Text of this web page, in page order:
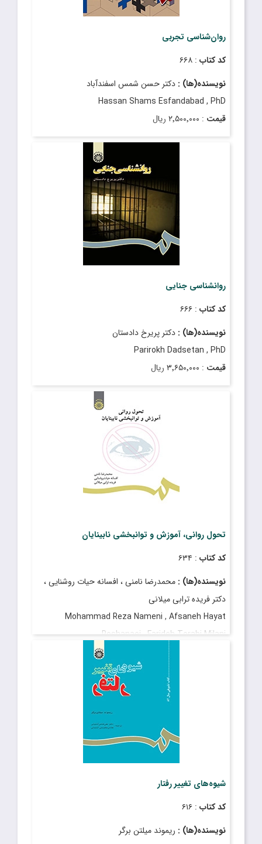
روان‌شناسی تجربی
کد کتاب : ۶۶۸
نویسنده(ها) : دکتر حسن شمس اسفندآباد
Hassan Shams Esfandabad , PhD
قیمت : ۲٬۵۰۰٬۰۰۰ ریال
: اسفند ۱۴۰۲
روانشناسی جنایی
کد کتاب : ۶۶۶
نویسنده(ها) : دکتر پریرخ دادستان
Parirokh Dadsetan , PhD
قیمت : ۳٬۶۵۰٬۰۰۰ ریال
تحول روانی، آموزش و توانبخشی نابینایان
کد کتاب : ۶۳۴
نویسنده(ها) : محمدرضا نامنی ، افسانه حیات روشنایی ،
دکتر فریده ترابی میلانی
Mohammad Reza Nameni , Afsaneh Hayat
Roshanaei , Farideh Torabi Milani
: آذر ۱۴۰۲
شیوه‌های تغییر رفتار
کد کتاب : ۶۱۶
نویسنده(ها) : ریموند میلتن برگر